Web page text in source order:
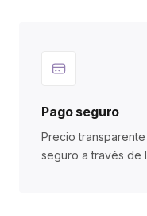
Pago seguro
Precio
seguro a través de